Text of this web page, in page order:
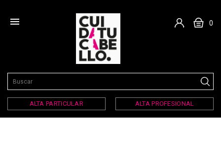
 0
ALTA PARTICULAR ALTA PROFESIONAL